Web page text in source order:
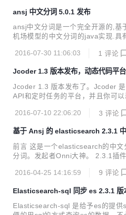
ansj 中文分词 5.0.1 发布
ansj中文分词是一个完全开源的,基
机场模型的中文分词的java实现.具
试），准确率能达到96%以上. 更
能，不再词性全部标注为nw 重新训
构名做了大量调优， 测试地址：
sp
2016-07-30 11:06:03 1 评论
Jcoder 1.3 版本发布，动态代码平台
Jcoder 1.3 版本发布了。Jcoder
API和定时任务的平台，并且你可以
酷！ Getting Started 环境依赖
s://github.com/NLPchina/Jcoder/
der-[version].war 当启动结束后
用户名密码都是admin 此次更新，
2016-07-10 22:06:20 3 评论
基于 Ansj 的 elasticsearch 2.3.1
前言 这是一个elasticsearch的中文
分词。发起者Onni大神。 2.3.1插
all http://maven.nlpcn.org/org/
新内容 elasticsearch更新2.3.1
search更新2.1.1 ansj_...
2016-04-25 14:16:59 9 评论
Elasticsearch-sql 同步 es 2.3.1 版
Elasticsearch-sql 是给予es的提供